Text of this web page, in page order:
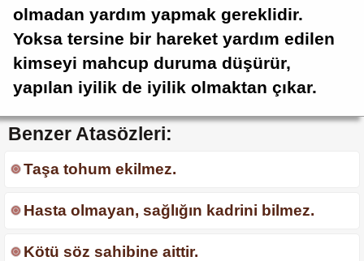
olmadan yardım yapmak gereklidir.
Yoksa tersine bir hareket yardım edilen
kimseyi mahcup duruma düşürür,
yapılan iyilik de iyilik olmaktan çıkar.
Benzer Atasözleri:
Taşa tohum ekilmez.
Hasta olmayan, sağlığın kadrini bilmez.
Kötü söz sahibine aittir.